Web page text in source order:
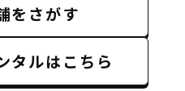
をさがす
タルはこちら